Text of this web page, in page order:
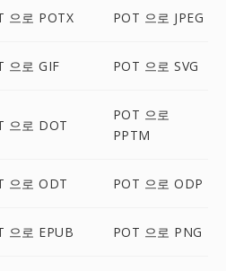
으로 POTX POT 으로 JPEG
으로 GIF POT 으로 SVG
으로 DOT
POT 으로
PPTM
으로 ODT POT 으로 ODP
으로 EPUB POT 으로 PNG